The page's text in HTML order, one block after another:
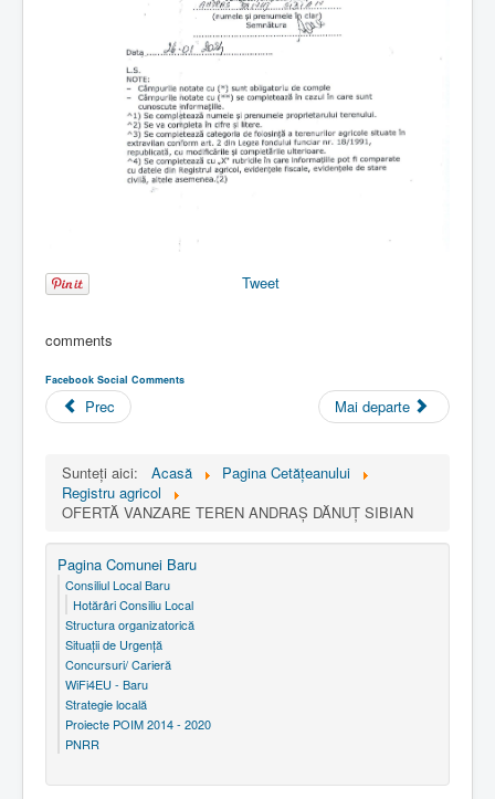
Tweet
comments
Facebook Social Comments
Prec Mai departe
Sunteți aici: Acasă
Pagina Cetăţeanului
Registru agricol
OFERTĂ VANZARE TEREN ANDRAȘ DĂNUȚ SIBIAN
Pagina Comunei Baru
Consiliul Local Baru
Hotărâri Consiliu Local
Structura organizatorică
Situaţii de Urgenţă
Concursuri/ Carieră
WiFi4EU - Baru
Strategie locală
Proiecte POIM 2014 - 2020
PNRR